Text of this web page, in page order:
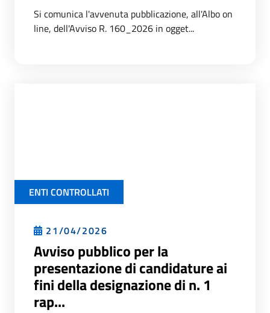
Si comunica l'avvenuta pubblicazione, all'Albo on
line, dell'Avviso R. 160_2026 in ogget...
ENTI CONTROLLATI
21/04/2026
Avviso pubblico per la
presentazione di candidature ai
fini della designazione di n. 1
rap...